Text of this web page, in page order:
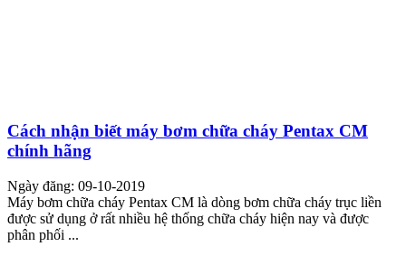
Cách nhận biết máy bơm chữa cháy Pentax CM
chính hãng
Ngày đăng: 09-10-2019
Máy bơm chữa cháy Pentax CM là dòng bơm chữa cháy trục liền
được sử dụng ở rất nhiều hệ thống chữa cháy hiện nay và được
phân phối ...